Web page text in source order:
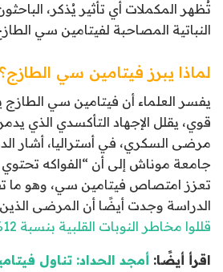
تُظهر المكملات أي تأثير يُذكر،
النباتية المصاحبة لفيتامين سي
لماذا يبرز فيتامين سي الطازج؟
يفسر العلماء أن فيتامين سي
قوي، يقلل الإجهاد التأكسدي الذي
مرضى السكري، في أستراليا، أشار
جامعة موناش إلى أن “الفواكه تحتوي
تعزز امتصاص فيتامين سي، وهو ما
الدراسة وجدت أيضًا أن المرضى الذين
قللوا مخاطر النوبات القلبية بنسبة 12%
اقرأ أيضًا: أمجد الحداد: تناول